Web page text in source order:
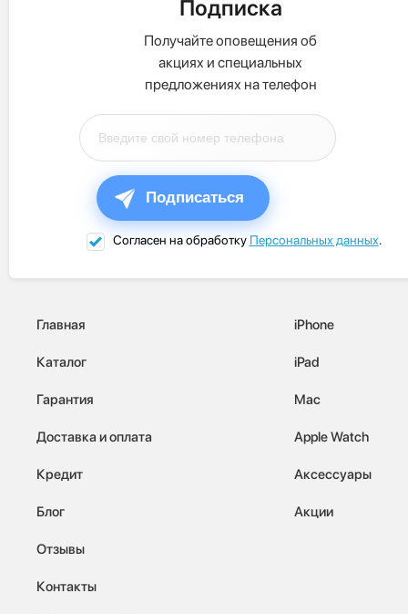
Подписка
Получайте оповещения об
акциях и специальных
предложениях на телефон
Подписаться
Согласен на обработку Персональных данных.
Главная
Каталог
Гарантия
Доставка и оплата
Кредит
Блог
Отзывы
Контакты
iPhone
iPad
Mac
Apple Watch
Аксессуары
Акции